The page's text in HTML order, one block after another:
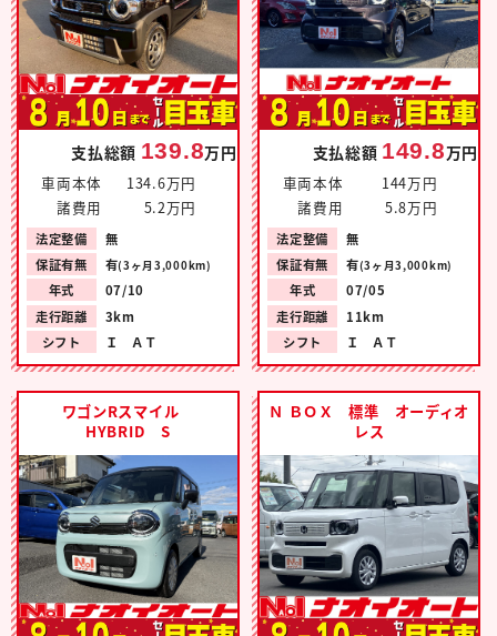
支払総額 139.8万円
車両本体
134.6万円
諸費用
5.2万円
法定整備
無
保証有無
有(3ヶ月3,000km)
年式
07/10
走行距離
3km
シフト
Ｉ ＡＴ
支払総額 149.8万円
車両本体
144万円
諸費用
5.8万円
法定整備
無
保証有無
有(3ヶ月3,000km)
年式
07/05
走行距離
11km
シフト
Ｉ ＡＴ
ワゴンRスマイル
HYBRID S
Ｎ ＢＯＸ 標準 オーディオ
レス